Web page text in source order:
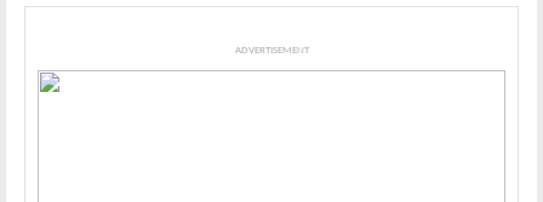
ADVERTISEMENT